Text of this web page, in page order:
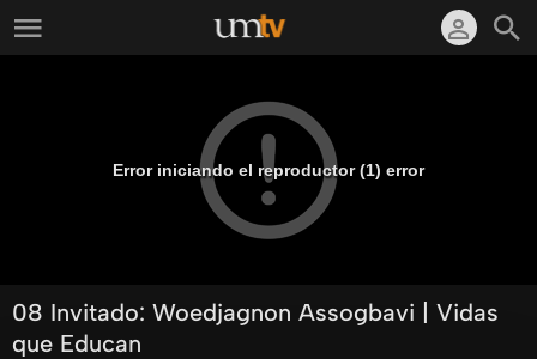
Error iniciando el reproductor (1) error
08 Invitado: Woedjagnon Assogbavi | Vidas
que Educan